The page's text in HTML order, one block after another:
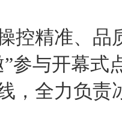
精准、品
参与开幕式
，全力负责